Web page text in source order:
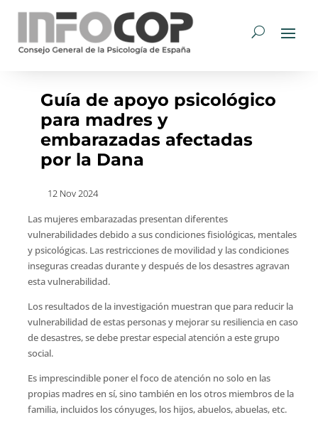
Guía de apoyo psicológico
para madres y
embarazadas afectadas
por la Dana
12 Nov 2024
Las mujeres embarazadas presentan diferentes
vulnerabilidades debido a sus condiciones fisiológicas, mentales
y psicológicas. Las restricciones de movilidad y las condiciones
inseguras creadas durante y después de los desastres agravan
esta vulnerabilidad.
Los resultados de la investigación muestran que para reducir la
vulnerabilidad de estas personas y mejorar su resiliencia en caso
de desastres, se debe prestar especial atención a este grupo
social.
Es imprescindible poner el foco de atención no solo en las
propias madres en sí, sino también en los otros miembros de la
familia, incluidos los cónyuges, los hijos, abuelos, abuelas, etc.